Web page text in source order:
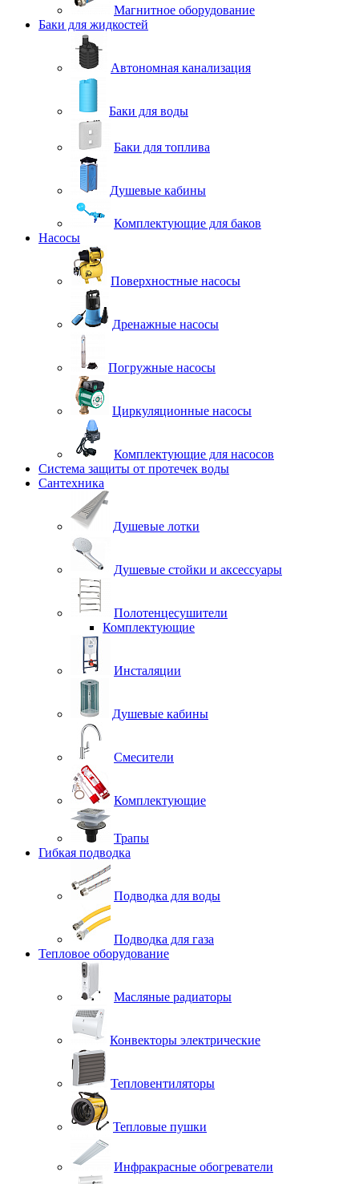
Магнитное оборудование
Баки для жидкостей
Автономная канализация
Баки для воды
Баки для топлива
Душевые кабины
Комплектующие для баков
Насосы
Поверхностные насосы
Дренажные насосы
Погружные насосы
Циркуляционные насосы
Комплектующие для насосов
Система защиты от протечек воды
Сантехника
Душевые лотки
Душевые стойки и аксессуары
Полотенцесушители
Комплектующие
Инсталяции
Душевые кабины
Смесители
Комплектующие
Трапы
Гибкая подводка
Подводка для воды
Подводка для газа
Тепловое оборудование
Масляные радиаторы
Конвекторы электрические
Тепловентиляторы
Тепловые пушки
Инфракрасные обогреватели